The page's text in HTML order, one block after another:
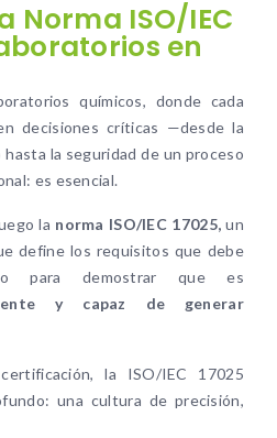
Norma ISO/IEC
en
químicos, donde cada
decisiones críticas —desde la
la seguridad de un proceso
es esencial.
la norma ISO/IEC 17025, un
define los requisitos que debe
para demostrar que es
y capaz de generar
la ISO/IEC 17025
una cultura de precisión,